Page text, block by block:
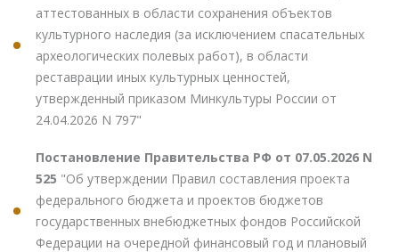
аттестованных в области сохранения объектов
культурного наследия (за исключением спасательных
археологических полевых работ), в области
реставрации иных культурных ценностей,
утвержденный приказом Минкультуры России от
24.04.2026 N 797"
Постановление Правительства РФ от 07.05.2026 N
525 "Об утверждении Правил составления проекта
федерального бюджета и проектов бюджетов
государственных внебюджетных фондов Российской
Федерации на очередной финансовый год и плановый